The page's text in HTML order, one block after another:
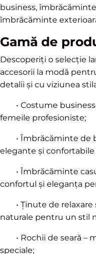
business,
îmbrăcăminte
Gamă de
Descoperiți o selecție
accesorii la modă
detalii și cu viziunea
• Costume business
femeile profesioniste;
• Îmbrăcăminte de
elegante și
• Îmbrăcăminte
confortul și eleganța
• Ținute de relaxare
naturale pentru un stil
• Rochii de seară –
speciale;